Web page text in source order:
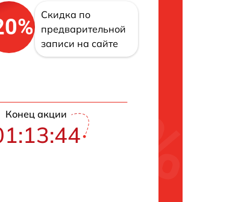
Скидка по
предварительной
записи на сайте
Конец акции